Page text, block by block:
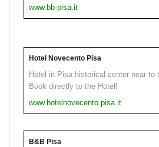
www.bb-pisa.it
Hotel Novecento Pisa
Hotel in Pisa historical center near to
Book directly to the Hotel!
www.hotelnovecento.pisa.it
B&B Pisa